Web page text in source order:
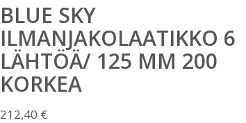
BLUE SKY
ILMANJAKOLAATIKKO 6
LÄHTÖÄ/ 125 MM 200
KORKEA
212,40 €